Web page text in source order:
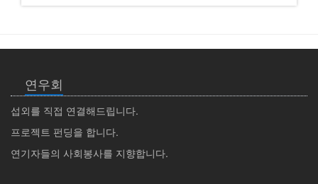
연우회
섭외를 직접 연결해드립니다.
프로젝트 펀딩을 합니다.
연기자들의 사회봉사를 지향합니다.